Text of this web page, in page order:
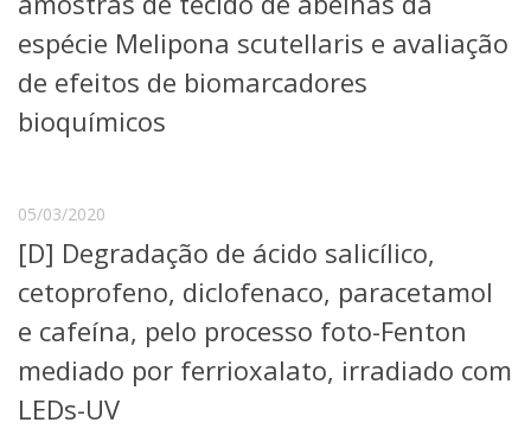
Graduação
Pós-Graduação
Educação a distância
Cursos de Extensão
Pesquisa e Inovação
Pós-doutorado
Iniciação Científica
Transferência de Tecnologia
Empresas Juniores
Extensão à Comunidade
Projetos, Programas e Cursos
Artes, Cultura e Esportes
Museus e Espaços Interativos
espécie Melipona scutellaris e avaliação
de efeitos de biomarcadores
bioquímicos
05/03/2020
[D] Degradação de ácido salicílico,
cetoprofeno, diclofenaco, paracetamol
e cafeína, pelo processo foto-Fenton
mediado por ferrioxalato, irradiado com
LEDs-UV